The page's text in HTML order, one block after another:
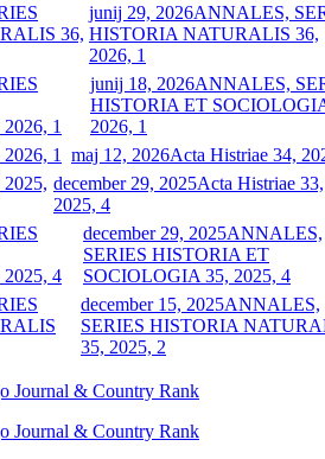
junij 29, 2026ANNALES,
HISTORIA NATURALIS 36,
2026, 1
junij 18, 2026ANNALES,
HISTORIA ET
2026, 1
maj 12, 2026Acta Histriae 34,
december 29, 2025Acta Histriae 33,
2025, 4
december 29, 2025ANNALES,
SERIES HISTORIA ET
SOCIOLOGIA 35, 2025, 4
december 15, 2025ANNALES,
SERIES HISTORIA
35, 2025, 2